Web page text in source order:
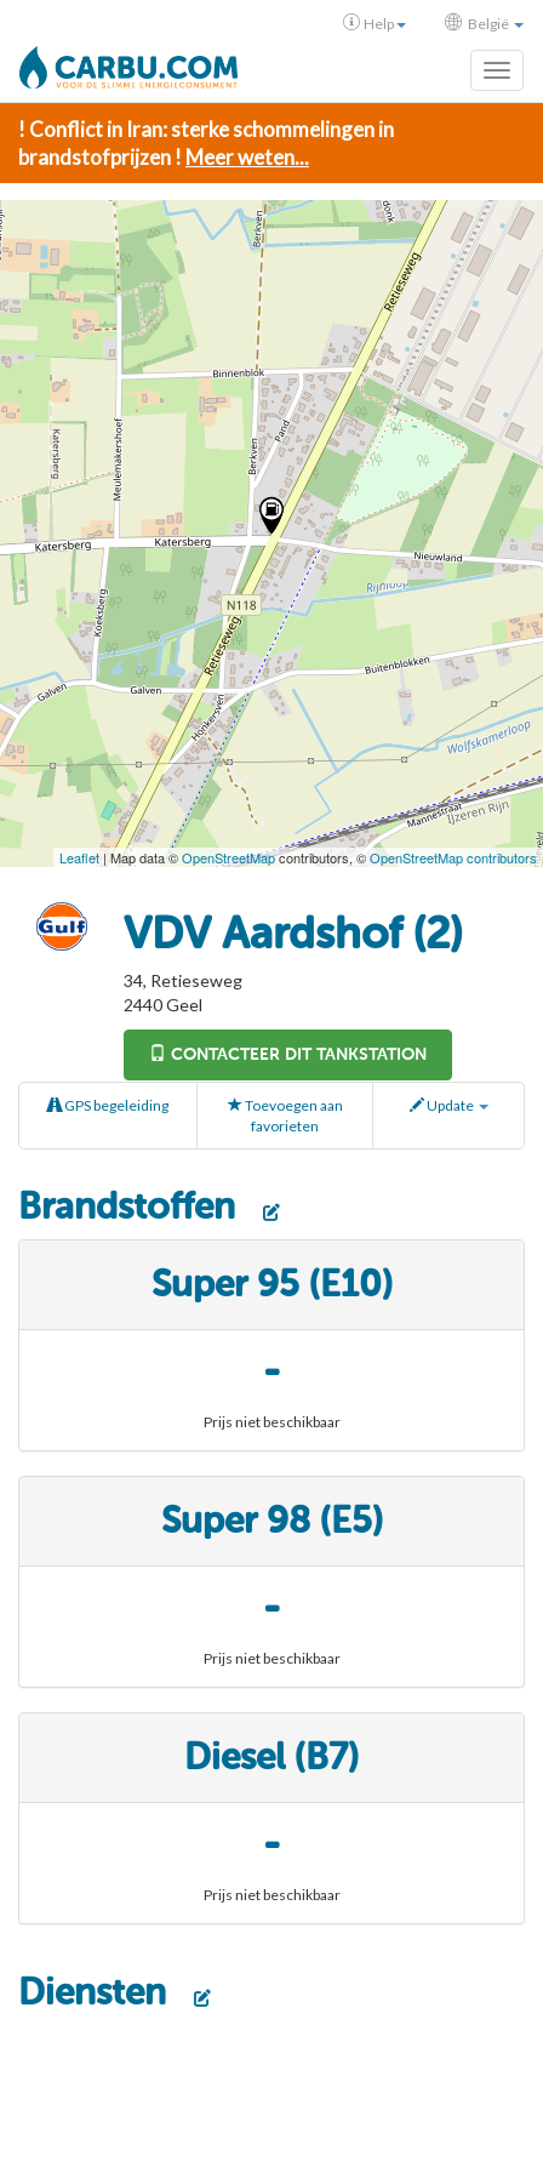
Help België
! Conflict in Iran: sterke schommelingen in
brandstofprijzen ! Meer weten...
Leaflet | Map data ©OpenStreetMapcontributors, ©OpenStreetMap contributors
VDV Aardshof (2)
34, Retieseweg
2440Geel
CONTACTEER DIT TANKSTATION
GPS begeleiding
Toevoegen aan
favorieten
Update
Brandstoffen
Super 95 (E10)
-
Prijs niet beschikbaar
Super 98 (E5)
-
Prijs niet beschikbaar
Diesel (B7)
-
Prijs niet beschikbaar
Diensten